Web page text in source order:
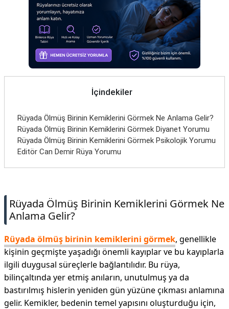
İçindekiler
Rüyada Ölmüş Birinin Kemiklerini Görmek Ne Anlama Gelir?
Rüyada Ölmüş Birinin Kemiklerini Görmek Diyanet Yorumu
Rüyada Ölmüş Birinin Kemiklerini Görmek Psikolojik Yorumu
Editör Can Demir Rüya Yorumu
Rüyada Ölmüş Birinin Kemiklerini Görmek Ne
Anlama Gelir?
Rüyada ölmüş birinin kemiklerini görmek, genellikle
kişinin geçmişte yaşadığı önemli kayıplar ve bu kayıplarla
ilgili duygusal süreçlerle bağlantılıdır. Bu rüya,
bilinçaltında yer etmiş anıların, unutulmuş ya da
bastırılmış hislerin yeniden gün yüzüne çıkması anlamına
gelir. Kemikler, bedenin temel yapısını oluşturduğu için,